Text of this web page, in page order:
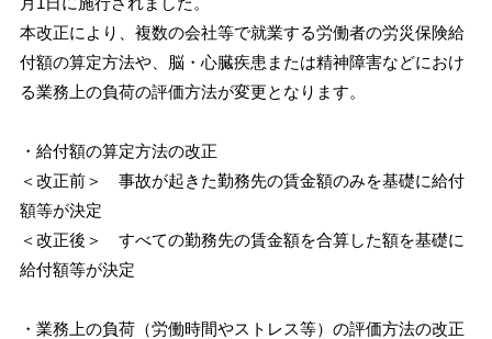
本改正により、複数の会社等で就業する労働者の労災保険給
付額の算定方法や、脳・心臓疾患または精神障害などにおけ
る業務上の負荷の評価方法が変更となります。
・給付額の算定方法の改正
＜改正前＞ 事故が起きた勤務先の賃金額のみを基礎に給付
額等が決定
＜改正後＞ すべての勤務先の賃金額を合算した額を基礎に
給付額等が決定
・業務上の負荷（労働時間やストレス等）の評価方法の改正